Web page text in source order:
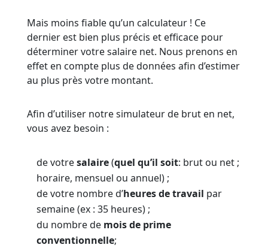
Mais moins fiable qu’un calculateur ! Ce
dernier est bien plus précis et efficace pour
déterminer votre salaire net. Nous prenons en
effet en compte plus de données afin d’estimer
au plus près votre montant.
Afin d’utiliser notre simulateur de brut en net,
vous avez besoin :
de votresalaire(quel qu’il soit: brut ou net ;
horaire, mensuel ou annuel) ;
de votre nombre d’heures de travail par
semaine (ex : 35 heures) ;
du nombre de mois de prime
conventionnelle;